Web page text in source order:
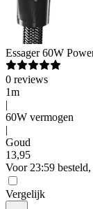
Essager 60W
0 reviews
1m
|
60W vermogen
|
Goud
13,95
Voor 23:59
Vergelijk